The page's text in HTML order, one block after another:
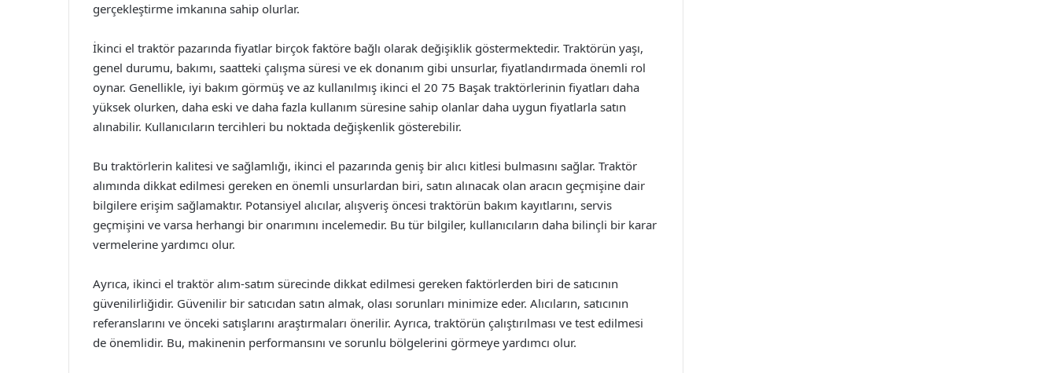
gerçekleştirme imkanına sahip olurlar.
İkinci el traktör pazarında fiyatlar birçok faktöre bağlı olarak değişiklik göstermektedir. Traktörün yaşı,
genel durumu, bakımı, saatteki çalışma süresi ve ek donanım gibi unsurlar, fiyatlandırmada önemli rol
oynar. Genellikle, iyi bakım görmüş ve az kullanılmış ikinci el 20 75 Başak traktörlerinin fiyatları daha
yüksek olurken, daha eski ve daha fazla kullanım süresine sahip olanlar daha uygun fiyatlarla satın
alınabilir. Kullanıcıların tercihleri bu noktada değişkenlik gösterebilir.
Bu traktörlerin kalitesi ve sağlamlığı, ikinci el pazarında geniş bir alıcı kitlesi bulmasını sağlar. Traktör
alımında dikkat edilmesi gereken en önemli unsurlardan biri, satın alınacak olan aracın geçmişine dair
bilgilere erişim sağlamaktır. Potansiyel alıcılar, alışveriş öncesi traktörün bakım kayıtlarını, servis
geçmişini ve varsa herhangi bir onarımını incelemedir. Bu tür bilgiler, kullanıcıların daha bilinçli bir karar
vermelerine yardımcı olur.
Ayrıca, ikinci el traktör alım-satım sürecinde dikkat edilmesi gereken faktörlerden biri de satıcının
güvenilirliğidir. Güvenilir bir satıcıdan satın almak, olası sorunları minimize eder. Alıcıların, satıcının
referanslarını ve önceki satışlarını araştırmaları önerilir. Ayrıca, traktörün çalıştırılması ve test edilmesi
de önemlidir. Bu, makinenin performansını ve sorunlu bölgelerini görmeye yardımcı olur.